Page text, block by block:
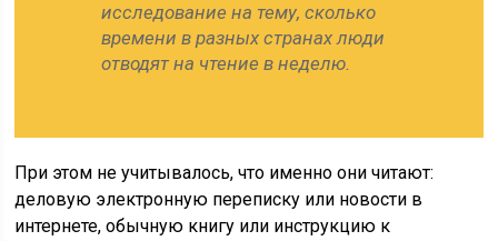
исследование на тему, сколько
времени в разных странах люди
отводят на чтение в неделю.
При этом не учитывалось, что именно они читают:
деловую электронную переписку или новости в
интернете, обычную книгу или инструкцию к